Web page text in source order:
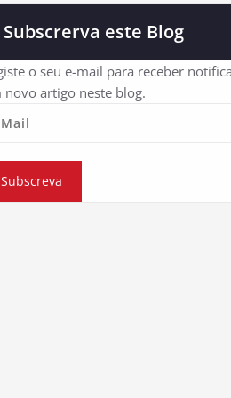
Subscrerva este Blog
o seu e-mail para receber
novo artigo neste blog.
Subscreva